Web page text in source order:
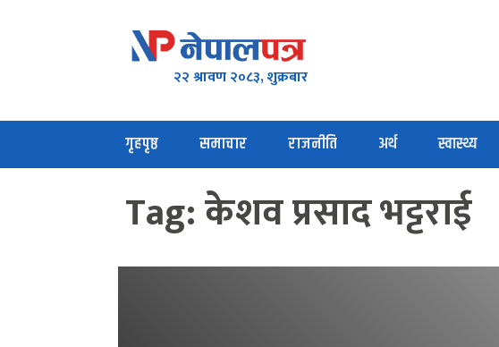
२२ श्रावण २०८३, शुक्रबार
गृहपृष्ठ समाचार राजनीति अर्थ स्वास्थ्य
Tag:केशव प्रसाद भट्टराई